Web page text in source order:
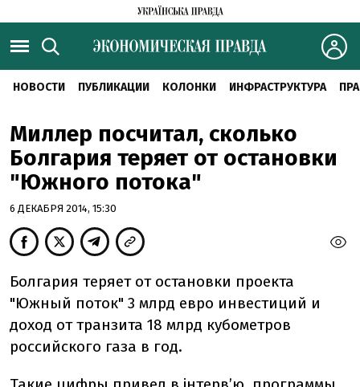
НОВОСТИ ПУБЛИКАЦИИ КОЛОНКИ ИНФРАСТРУКТУРА
Миллер посчитал, сколько
Болгария теряет от остановки
"Южного потока"
6 ДЕКАБРЯ 2014, 15:30
Болгария теряет от остановки проекта
"Южный поток" 3 млрд евро инвестиций и
доход от транзита 18 млрд кубометров
российского газа в год.